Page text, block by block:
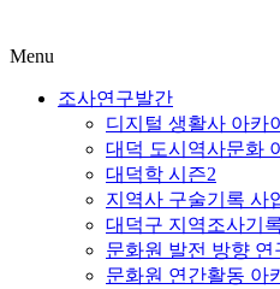
Menu
조사연구발간
디지털 생활사 아카
대덕 도시역사문화
대덕학 시즌2
지역사 구술기록 사
대덕구 지역조사기
문화원 발전 방향 연
문화원 연간활동 아